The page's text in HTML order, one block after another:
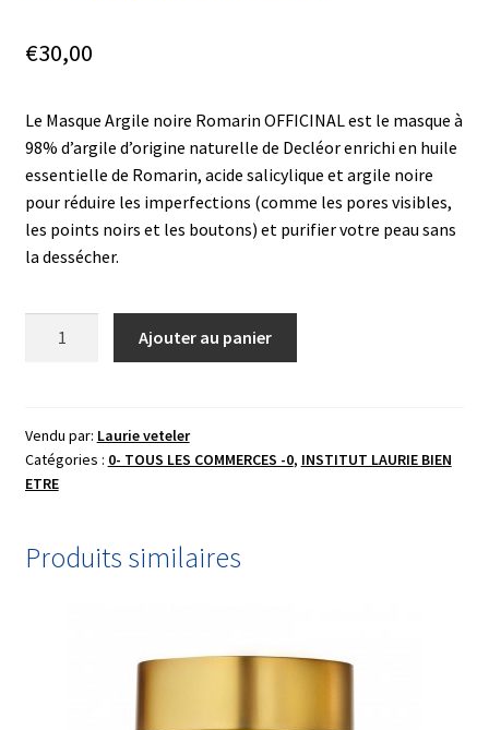
€30,00
Le Masque Argile noire Romarin OFFICINAL est le masque à
98% d’argile d’origine naturelle de Decléor enrichi en huile
essentielle de Romarin, acide salicylique et argile noire
pour réduire les imperfections (comme les pores visibles,
les points noirs et les boutons) et purifier votre peau sans
la dessécher.
noir
Romarin
Officinal
Ajouter au panier
Vendu par: Laurie veteler
Catégories : 0- TOUS LES COMMERCES -0, INSTITUT LAURIE BIEN
ETRE
Produits similaires